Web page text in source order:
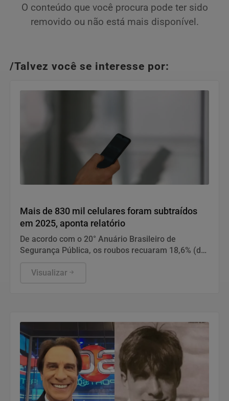
O conteúdo que você procura pode ter sido
removido ou não está mais disponível.
/Talvez você se interesse por:
Mais de 830 mil celulares foram subtraídos
em 2025, aponta relatório
De acordo com o 20° Anuário Brasileiro de
Segurança Pública, os roubos recuaram 18,6% (de
cresceram 0,9% (de 477.326 para 483.561).
Visualizar